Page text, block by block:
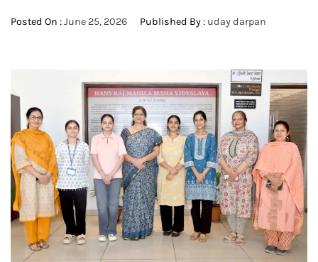
Posted On :June 25, 2026 Published By : uday darpan